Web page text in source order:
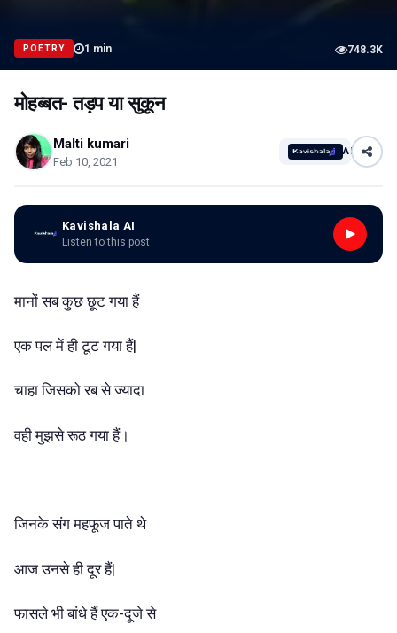
POETRY 1 min 748.3K
मोहब्बत- तड़प या सुकून
Malti kumari
Feb 10, 2021
AI
Kavishala AI
Listen to this post
मानों सब कुछ छूट गया हैं
एक पल में ही टूट गया हैं|
चाहा जिसको रब से ज्यादा
वही मुझसे रूठ गया हैं।
जिनके संग महफूज पाते थे
आज उनसे ही दूर हैं|
फासले भी बांधे हैं एक-दूजे से